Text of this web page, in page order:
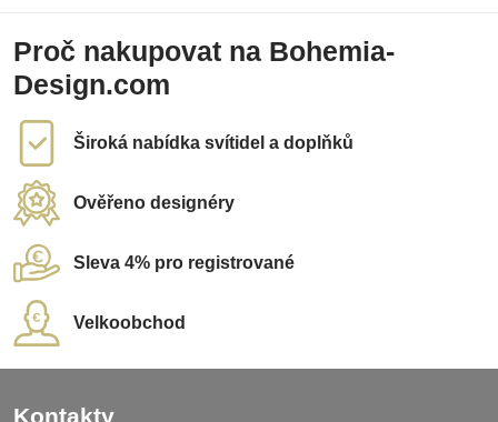
Proč nakupovat na Bohemia-
Design.com
Široká nabídka svítidel a doplňků
Ověřeno designéry
Sleva 4% pro registrované
Velkoobchod
Kontakty